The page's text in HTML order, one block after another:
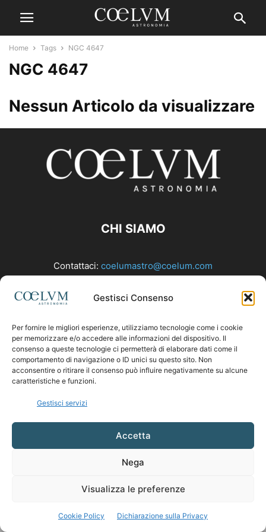
Gestisci Consenso
Per fornire le migliori esperienze, utilizziamo tecnologie come i cookie
per memorizzare e/o accedere alle informazioni del dispositivo. Il
consenso a queste tecnologie ci permetterà di elaborare dati come il
comportamento di navigazione o ID unici su questo sito. Non
acconsentire o ritirare il consenso può influire negativamente su alcune
caratteristiche e funzioni.
Gestisci servizi
Accetta
Nega
Visualizza le preferenze
Cookie Policy Dichiarazione sulla Privacy
Home Tags NGC 4647
NGC 4647
Nessun Articolo da visualizzare
CHI SIAMO
Contattaci: coelumastro@coelum.com
SEGUICI